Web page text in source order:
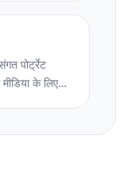
पोर्ट्रेट
के लिए